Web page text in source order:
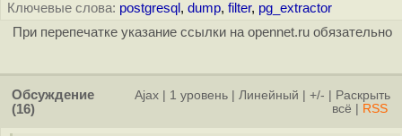
Ключевые слова: postgresql , dump, filter, pg_extractor
При перепечатке указание ссылки на opennet.ru обязательно
Обсуждение
(16)
Ajax 1 уровень Линейный +/-
Раскрыть
всё
RSS